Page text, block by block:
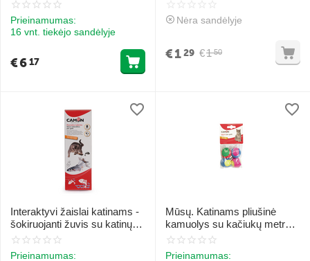
Prieinamumas:
16 vnt. tiekėjo sandėlyje
€617
Nėra sandėlyje
€1 50
€129
Interaktyvi žaislai katinams -
šokiruojanti žuvis su katinų
žolele.
Prieinamumas:
Mūsų. Katinams pliušinė
kamuolys su kačiukų metru
4gb.
Prieinamumas: